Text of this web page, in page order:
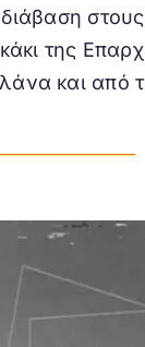
της
και από